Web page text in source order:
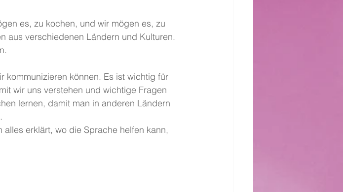
es, zu kochen, und wir mögen es, zu
aus verschiedenen Ländern und Kulturen.
können. Es ist wichtig für
wir uns verstehen und wichtige Fragen
lernen, damit man in anderen Ländern
erklärt, wo die Sprache helfen kann,